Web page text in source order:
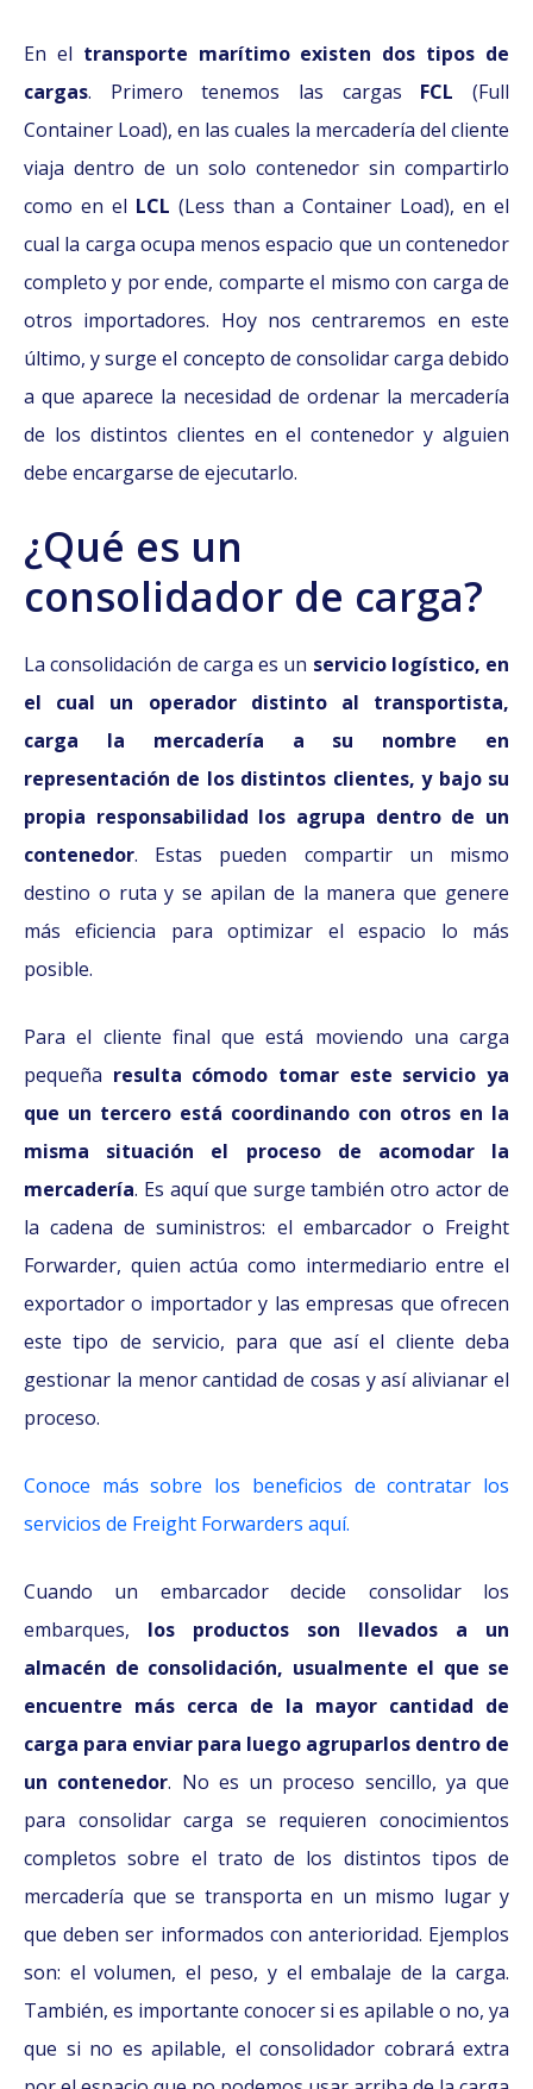
En el transporte marítimo existen dos tipos de
cargas. Primero tenemos las cargas FCL (Full
Container Load), en las cuales la mercadería del cliente
viaja dentro de un solo contenedor sin compartirlo
como en el LCL (Less than a Container Load), en el
cual la carga ocupa menos espacio que un contenedor
completo y por ende, comparte el mismo con carga de
otros importadores. Hoy nos centraremos en este
último, y surge el concepto de consolidar carga debido
a que aparece la necesidad de ordenar la mercadería
de los distintos clientes en el contenedor y alguien
debe encargarse de ejecutarlo.
¿Qué es un
consolidador de carga?
La consolidación de carga es un servicio logístico, en
el cual un operador distinto al transportista,
carga la mercadería a su nombre en
representación de los distintos clientes, y bajo su
propia responsabilidad los agrupa dentro de un
contenedor. Estas pueden compartir un mismo
destino o ruta y se apilan de la manera que genere
más eficiencia para optimizar el espacio lo más
posible.
Para el cliente final que está moviendo una carga
pequeña resulta cómodo tomar este servicio ya
que un tercero está coordinando con otros en la
misma situación el proceso de acomodar la
mercadería. Es aquí que surge también otro actor de
la cadena de suministros: el embarcador o Freight
Forwarder, quien actúa como intermediario entre el
exportador o importador y las empresas que ofrecen
este tipo de servicio, para que así el cliente deba
gestionar la menor cantidad de cosas y así alivianar el
proceso.
Conoce más sobre los beneficios de contratar los
servicios de Freight Forwarders aquí.
Cuando un embarcador decide consolidar los
embarques, los productos son llevados a un
almacén de consolidación, usualmente el que se
encuentre más cerca de la mayor cantidad de
carga para enviar para luego agruparlos dentro de
un contenedor. No es un proceso sencillo, ya que
para consolidar carga se requieren conocimientos
completos sobre el trato de los distintos tipos de
mercadería que se transporta en un mismo lugar y
que deben ser informados con anterioridad. Ejemplos
son: el volumen, el peso, y el embalaje de la carga.
También, es importante conocer si es apilable o no, ya
que si no es apilable, el consolidador cobrará extra